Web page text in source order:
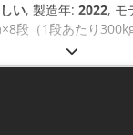
い, 製造年: 2022, モ
段（1段あたり
グ方式 レーザーレイ
ーザーヘッド
ンリ 3.8kW エアー
Cypnest-ネスティン
ニターとSWコント